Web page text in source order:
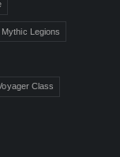
Legions
Class